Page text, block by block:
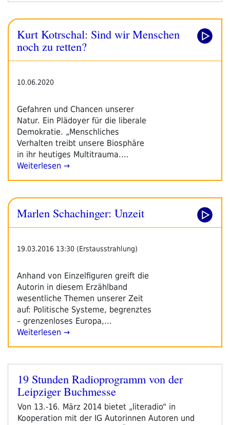
Wir
Menschen
Noch
Kurt Kotrschal: Sind wir Menschen
noch zu retten?
10.06.2020
Gefahren und Chancen unserer
Natur. Ein Plädoyer für die liberale
Demokratie. „Menschliches
Verhalten treibt unsere Biosphäre
in ihr heutiges Multitrauma.…
Weiterlesen →
Marlen Schachinger: Unzeit
19.03.2016 13:30 (Erstausstrahlung)
Anhand von Einzelfiguren greift die
Autorin in diesem Erzählband
wesentliche Themen unserer Zeit
auf: Politische Systeme, begrenztes
– grenzenloses Europa,…
Weiterlesen →
Veröffentlicht
am
19 Stunden Radioprogramm von der
Leipziger Buchmesse
Von 13.-16. März 2014 bietet „literadio“ in
Kooperation mit der IG Autorinnen Autoren und